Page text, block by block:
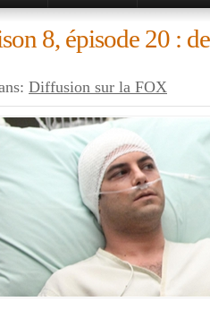
8, épisode 20 :
Diffusion sur la FOX